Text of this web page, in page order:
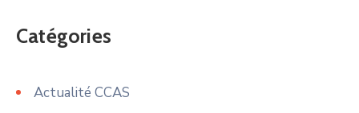
Catégories
Actualité CCAS